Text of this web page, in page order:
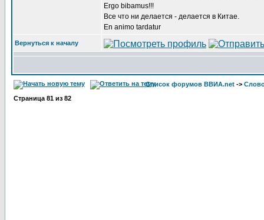
Ergo bibamus!!!
Все что ни делается - делается в Китае.
En animo tardatur
Вернуться к началу
Список форумов ВВИА.net ->
Страница 81 из 82